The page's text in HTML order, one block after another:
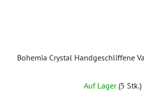
Bohemia Crystal Handgeschliffene
Auf Lager (5 Stk.)